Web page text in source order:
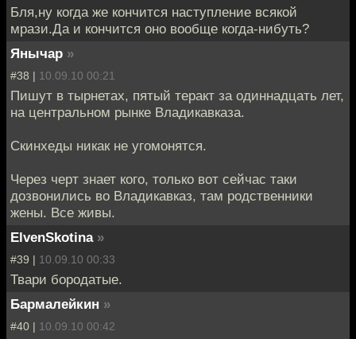
Бля,ну когда же кончится наступление всякой
мрази.Да и кончится оно вообще когда-нибуть?
Янычар »
#38 | 10.09.10 00:21
Пишут в тырнетах, пятый теракт за одиннадцать лет,
на центральном рынке Владикавказа.
Скинхеды никак не угомонятся.
Через черт знает кого, только вот сейчас таки
дозвонились во Владикавказ, там родственники
жены. Все живы.
ElvenSkotina »
#39 | 10.09.10 00:33
Твари бородатые.
Бармалейкин »
#40 | 10.09.10 00:42